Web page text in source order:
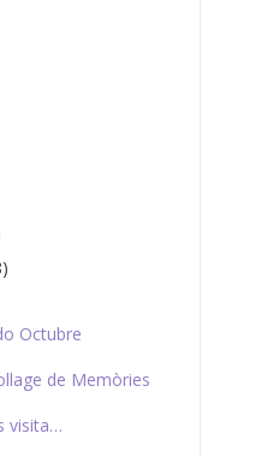
Octubre
de Memòries
visita…